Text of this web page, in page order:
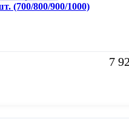
(700/800/900/1000)
7